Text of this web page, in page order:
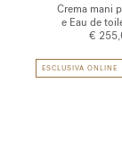
Crema mani
e Eau de
€
ESCLUSIVA ONLINE